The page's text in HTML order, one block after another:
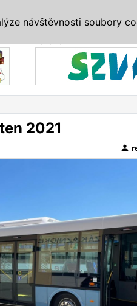
2021
person
návštěvnosti soubory